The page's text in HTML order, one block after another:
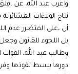
واعرب عبد الله، عن
نتاج الولاءات
أن ،على المتضرر عدم
بل اللجوء للقانون
وطالب عبد الله،
دورها ببسط نفوذها